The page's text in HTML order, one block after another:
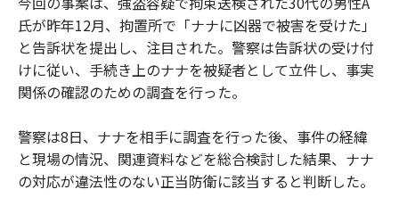
氏が昨年12月、拘置所で「ナナに凶器で被害を受けた」
と告訴状を提出し、注目された。警察は告訴状の受け付
けに従い、手続き上のナナを被疑者として立件し、事実
関係の確認のための調査を行った。
警察は8日、ナナを相手に調査を行った後、事件の経緯
と現場の情況、関連資料などを総合検討した結果、ナナ
の対応が違法性のない正当防衛に該当すると判断した。